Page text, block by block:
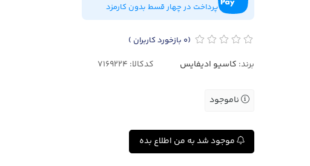
پرداخت در چهار قسط بدون کارمزد
(0 بازخورد کاربران )
برند: کاسیو ادیفایس کدکالا:
ناموجود
موجود شد به من اطلاع بده